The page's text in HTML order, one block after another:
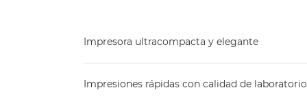
Impresora ultracompacta y elegante
Impresiones rápidas con calidad de laboratorio